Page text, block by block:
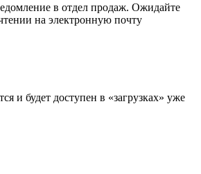
в отдел продаж. Ожидайте
на электронную почту
и будет доступен в «загрузках» уже